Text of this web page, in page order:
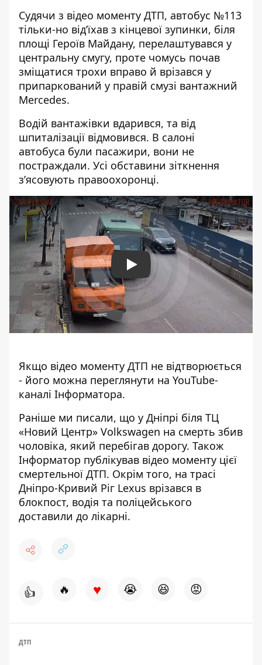
Судячи з відео моменту ДТП, автобус №113
тільки-но від’їхав з кінцевої зупинки, біля
площі Героїв Майдану, перелаштувався у
центральну смугу, проте чомусь почав
зміщатися трохи вправо й врізався у
припаркований у правій смузі вантажний
Mercedes.
Водій вантажівки вдарився, та від
шпиталізації відмовився. В салоні
автобуса були пасажири, вони не
постраждали. Усі обставини зіткнення
з’ясовують правоохоронці.
Play
Якщо відео моменту ДТП не відтворюється
- його можна переглянути на YouTube-
каналі Інформатора.
Раніше ми писали, що у Дніпрі біля ТЦ
«Новий Центр» Volkswagen на смерть збив
чоловіка, який перебігав дорогу. Також
Інформатор публікував відео моменту цієї
смертельної ДТП. Окрім того, на трасі
Дніпро-Кривий Ріг Lexus врізався в
блокпост, водія та поліцейського
доставили до лікарні.
👍 🔥 ♥ 😭 😆 😡
ДТП